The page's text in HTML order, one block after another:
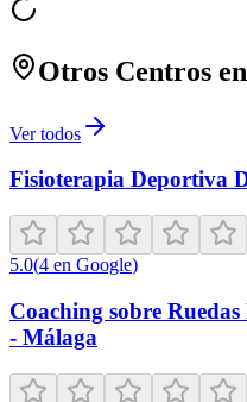
Otros Centros en
Ver todos
Fisioterapia Deportiva
5.0(4 en Google)
Coaching sobre
- Málaga